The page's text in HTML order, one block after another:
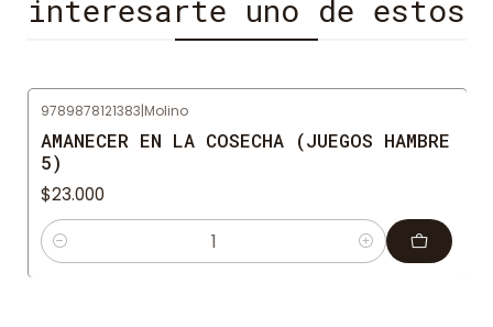
interesarte uno de estos
9789878121383|Molino
AMANECER EN LA COSECHA (JUEGOS HAMBRE
5)
$23.000
Cantidad